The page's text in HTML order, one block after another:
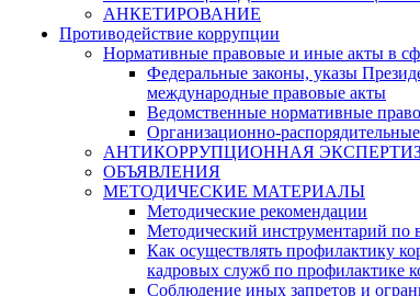
АНКЕТИРОВАНИЕ
Противодействие коррупции
Нормативные правовые и иные акты в
Федеральные законы, указы
международные правовые акты
Ведомственные нормативные
Организационно-
АНТИКОРРУПЦИОННАЯ
ОБЪЯВЛЕНИЯ
МЕТОДИЧЕСКИЕ МАТЕРИАЛЫ
Методические рекомендации
Методический инструментарий по
Как осуществлять профилактику
кадровых служб по профилактике
Соблюдение иных запретов и